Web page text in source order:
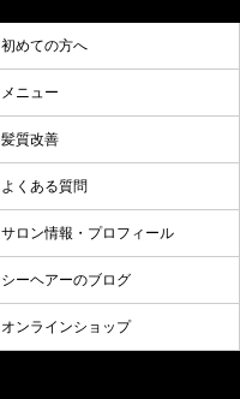
初めての方へ
メニュー
髪質改善
よくある質問
サロン情報・プロフィール
シーヘアーのブログ
オンラインショップ